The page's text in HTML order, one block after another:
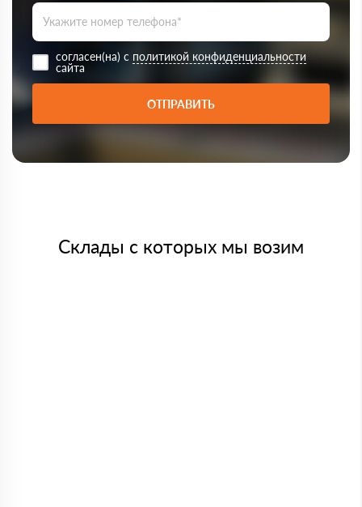
согласен(на) с политикой конфиденциальности
сайта
ОТПРАВИТЬ
Склады с которых мы возим